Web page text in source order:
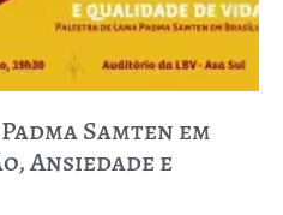
Samten em
Ansiedade e